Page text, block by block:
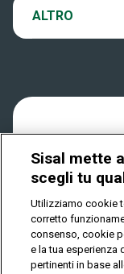
Play Your Date
Archivio
ALTRO
Notifiche
Privacy
IL GIOCO È
Sisal mette
scegli tu
Utilizziamo cookie
corretto
consenso, cookie
e la tua esperienza
pertinenti in base